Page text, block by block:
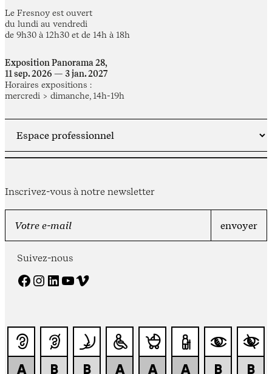
Le Fresnoy est ouvert
du lundi au vendredi
de 9h30 à 12h30 et de 14h à 18h
Exposition Panorama 28,
11 sep. 2026 — 3 jan. 2027
Horaires expositions :
mercredi > dimanche, 14h-19h
Inscrivez-vous à notre newsletter
Suivez-nous
Facebook Instagram LinkedIn YouTube Vimeo